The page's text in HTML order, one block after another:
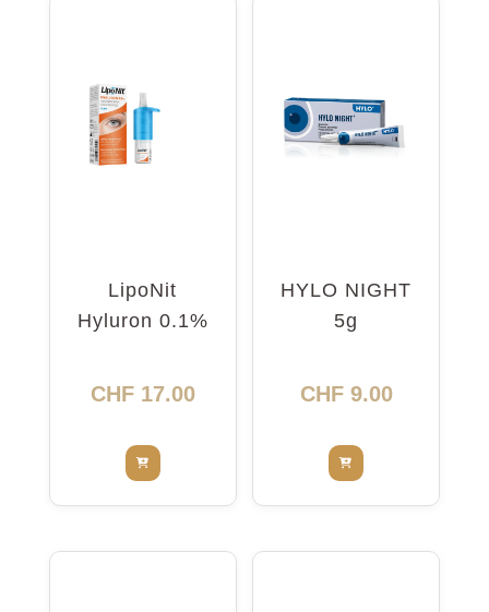
LipoNit
Hyluron 0.1%
CHF17.00
HYLO NIGHT
5g
CHF9.00